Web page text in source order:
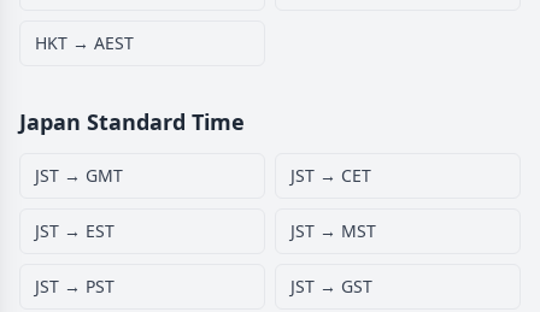
HKT → AEST
Japan Standard Time
JST → GMT JST → CET
JST → EST JST → MST
JST → PST JST → GST